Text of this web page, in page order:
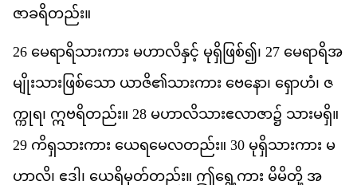
ဇခရတည်း။
26 မရရသက မဟလနင မရ ဖစ်၍၊ 27 မရရအ
မသ ဖစသ ယဇိ၏​သက ဗနော၊ ရဟံ၊ ဇ
ကရ၊ ဣဗရတည်း။ 28 မဟလသဧလဇာ၌ သမရှိ။
29 ကရသက ယရမလတည်း။ 30 မရသက မ
ဟလိ၊ ဧဒ ါ၊ ယရမတတည်း။ ဤရ က မမတ အ